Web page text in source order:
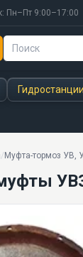
Пн–Пт 9:00–17:00
/ Муфта-тормоз УВ,
УВ3141-